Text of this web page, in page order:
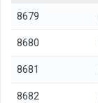
8679
8680
8681
8682